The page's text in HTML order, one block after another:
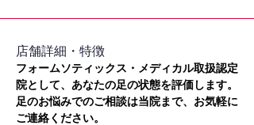
​店舗詳細・特徴
フォームソティックス・メディカル取扱認定
院として、あなたの足の状態を評価します。
足のお悩みでのご相談は当院まで、お気軽に
ご連絡ください。